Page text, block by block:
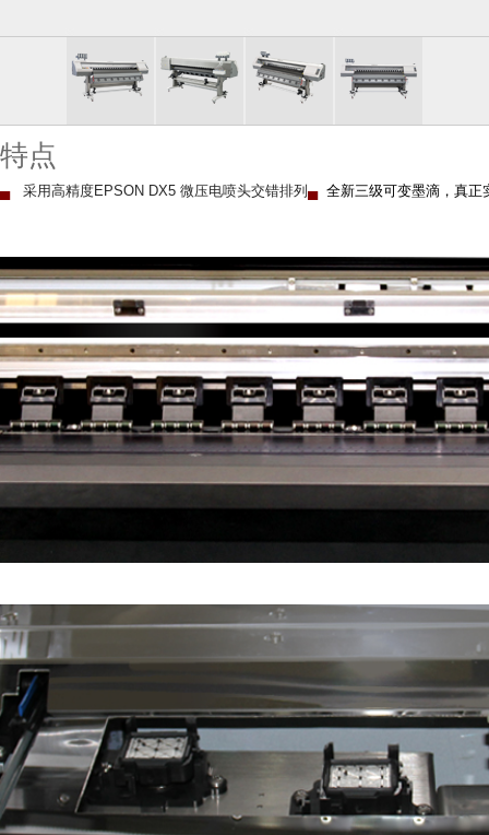
特点
▄ 采用高精度EPSON DX5 微压电喷头交错排列 ▄ 全新三级可变墨滴，真正